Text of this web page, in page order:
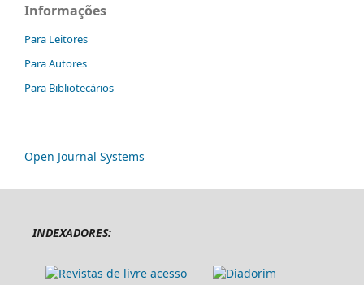
Informações
Para Leitores
Para Autores
Para Bibliotecários
Open Journal Systems
INDEXADORES: